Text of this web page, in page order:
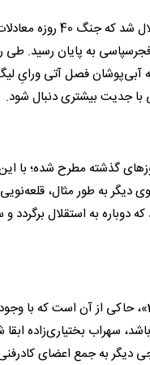
سهراب بختیاری‌زاده در نقش جانشین قطعی ریکاردو سا پینتو تا پایان فصل عهده‌دار مسئولیت هدایت
به پایان رسید. طی
آبی‌پوشان فصل آتی ورایِ
با جدیت بیشتری دنبال شود.
گذشته مطرح شده؛ با
به طور مثال،
نخواهد بود که دوباره به استقلال
مربیان ایرانی در حالی نام‌شان حوالی نیمکت استقلال مطرح شده که پیگیری‌های بیشتر خبرنگار «فوتبال 360»، حاکی
سهراب بختیاری‌زاده ابقا
دیگر به جمع اعضای